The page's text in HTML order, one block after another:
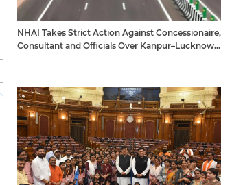
NHAI Takes Strict Action Against Concessionaire,
Consultant and Officials Over Kanpur–Lucknow